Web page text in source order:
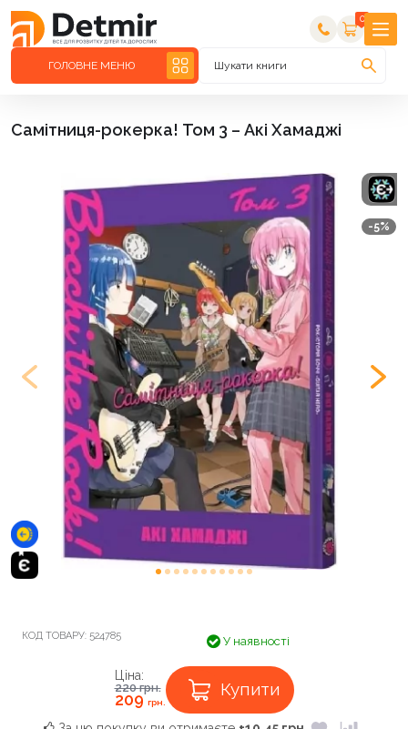
0
ГОЛОВНЕ МЕНЮ Шукати книги
Самітниця-рокерка! Том 3 – Акі Хамаджі
-5%
КОД ТОВАРУ: 524785 У наявності
Ціна:
220грн.
209грн.
Купити